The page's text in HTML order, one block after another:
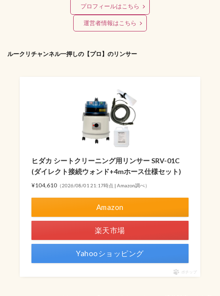
プロフィールはこちら
運営者情報はこちら
ルークリチャンネル一押しの【プロ】のリンサー
ヒダカ シートクリーニング用リンサー SRV-01C
(ダイレクト接続ウォンド+4mホース仕様セット)
¥104,610 （2026/08/01 21:17時点 | Amazon調べ）
Amazon
楽天市場
Yahooショッピング
ポチップ